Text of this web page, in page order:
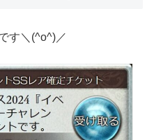
す＼(^o^)／